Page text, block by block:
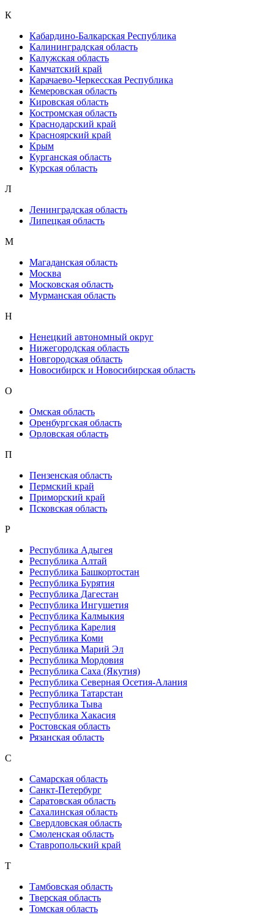
К
Кабардино-Балкарская Республика
Калининградская область
Калужская область
Камчатский край
Карачаево-Черкесская Республика
Кемеровская область
Кировская область
Костромская область
Краснодарский край
Красноярский край
Крым
Курганская область
Курская область
Л
Ленинградская область
Липецкая область
М
Магаданская область
Москва
Московская область
Мурманская область
Н
Ненецкий автономный округ
Нижегородская область
Новгородская область
Новосибирск и Новосибирская область
О
Омская область
Оренбургская область
Орловская область
П
Пензенская область
Пермский край
Приморский край
Псковская область
Р
Республика Адыгея
Республика Алтай
Республика Башкортостан
Республика Бурятия
Республика Дагестан
Республика Ингушетия
Республика Калмыкия
Республика Карелия
Республика Коми
Республика Марий Эл
Республика Мордовия
Республика Саха (Якутия)
Республика Северная Осетия-Алания
Республика Татарстан
Республика Тыва
Республика Хакасия
Ростовская область
Рязанская область
С
Самарская область
Санкт-Петербург
Саратовская область
Сахалинская область
Свердловская область
Смоленская область
Ставропольский край
Т
Тамбовская область
Тверская область
Томская область